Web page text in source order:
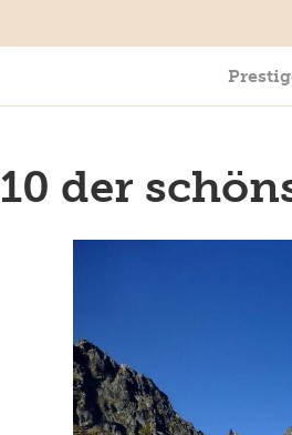
10 der